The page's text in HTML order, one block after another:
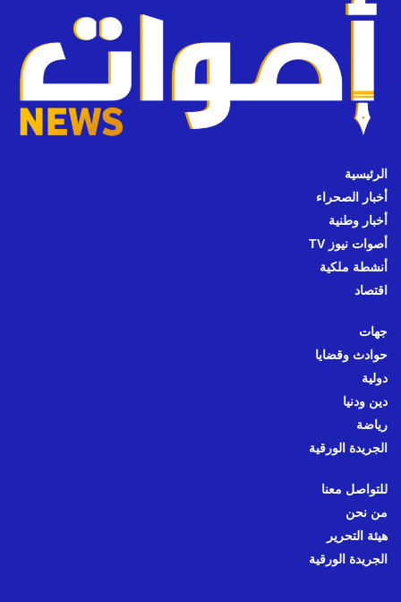
الرئيسية
أخبار الصحراء
أخبار وطنية
أصوات نيوز TV
أنشطة ملكية
اقتصاد
جهات
حوادث وقضايا
دولية
دين ودنيا
رياضة
الجريدة الورقية
للتواصل معنا
من نحن
هيئة التحرير
الجريدة الورقية